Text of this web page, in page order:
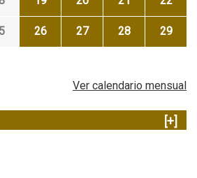
26 27 28 29
Ver calendario mensual
[+]